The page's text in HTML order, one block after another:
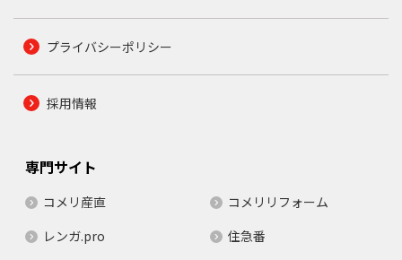
プライバシーポリシー
採用情報
専門サイト
コメリ産直
コメリリフォーム
レンガ.pro
住急番